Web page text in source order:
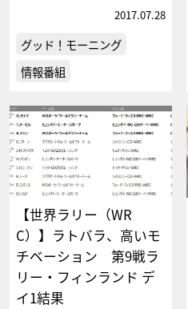
2017.07.28
グッド！モーニング
情報番組
【世界ラリー（WR
C）】ラトバラ、高いモ
チベーション 第9戦ラ
リー・フィンランド デ
イ1結果